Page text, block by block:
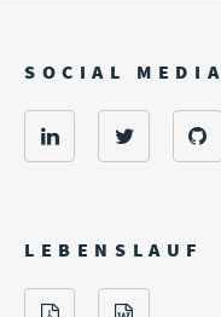
SOCIAL MEDIA
LEBENSLAUF